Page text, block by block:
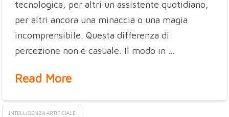
tecnologica, per altri un assistente quotidiano,
per altri ancora una minaccia o una magia
incomprensibile. Questa differenza di
percezione non è casuale. Il modo in …
Read More
INTELLIGENZA ARTIFICIALE